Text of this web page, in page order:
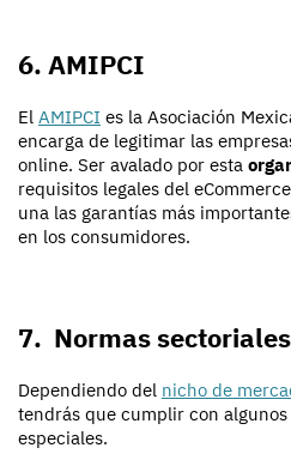
6. AMIPCI
El AMIPCI es la Asociación
encarga de legitimar las
online. Ser avalado por esta
requisitos legales del
una las garantías más
en los consumidores.
7. Normas sectoriales
Dependiendo del nicho de
tendrás que cumplir con
especiales.